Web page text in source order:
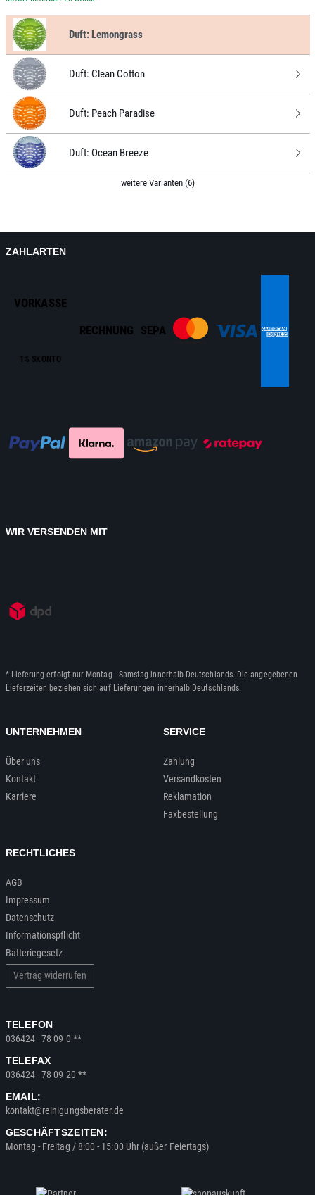
Duft:Lemongrass
Duft: Clean Cotton
Duft: Peach Paradise
Duft: Ocean Breeze
weitere Varianten (6)
ZAHLARTEN
VORKASSE
1% SKONTO
RECHNUNG SEPA
WIR VERSENDEN MIT
* Lieferung erfolgt nur Montag - Samstag innerhalb Deutschlands. Die angegebenen
Lieferzeiten beziehen sich auf Lieferungen innerhalb Deutschlands.
UNTERNEHMEN
Über uns
Kontakt
Karriere
SERVICE
Zahlung
Versandkosten
Reklamation
Faxbestellung
RECHTLICHES
AGB
Impressum
Datenschutz
Informationspflicht
Batteriegesetz
Vertrag widerrufen
TELEFON
036424 - 78 09 0 **
TELEFAX
036424 - 78 09 20 **
EMAIL:
kontakt@reinigungsberater.de
GESCHÄFTSZEITEN:
Montag - Freitag / 8:00 - 15:00 Uhr (außer Feiertags)